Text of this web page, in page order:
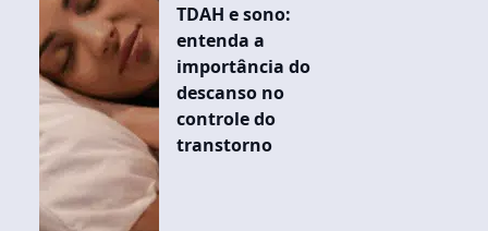
TDAH e sono:
entenda a
importância do
descanso no
controle do
transtorno